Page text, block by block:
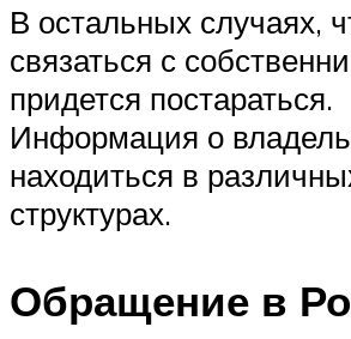
В остальных случаях,
связаться с
придется постараться.
Информация о
находиться в
структурах.
Обращение в